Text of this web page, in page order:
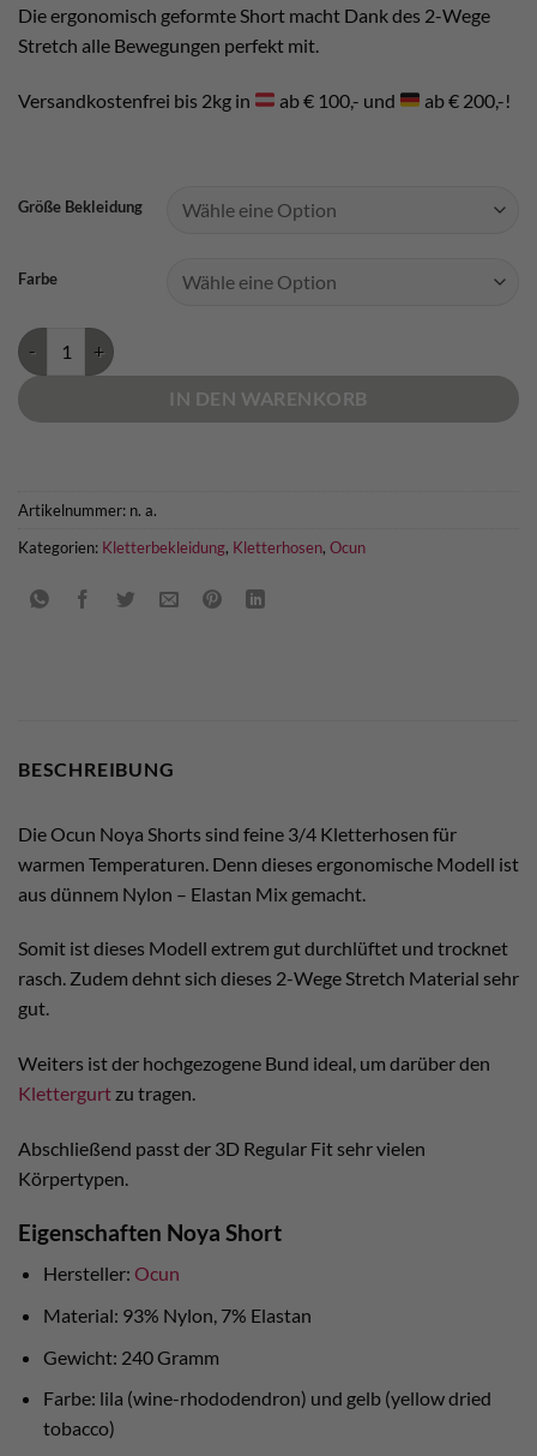
Die ergonomisch geformte Short macht Dank des 2-Wege
Stretch alle Bewegungen perfekt mit.
Versandkostenfrei bis 2kg in ab € 100,- und ab € 200,-!
Größe Bekleidung
Farbe
Ocun Noya Shorts Menge
IN DEN WARENKORB
Artikelnummer: n. a.
Kategorien: Kletterbekleidung, Kletterhosen, Ocun
BESCHREIBUNG
Die Ocun Noya Shorts sind feine 3/4 Kletterhosen für
warmen Temperaturen. Denn dieses ergonomische Modell ist
aus dünnem Nylon – Elastan Mix gemacht.
Somit ist dieses Modell extrem gut durchlüftet und trocknet
rasch. Zudem dehnt sich dieses 2-Wege Stretch Material sehr
gut.
Weiters ist der hochgezogene Bund ideal, um darüber den
Klettergurt zu tragen.
Abschließend passt der 3D Regular Fit sehr vielen
Körpertypen.
Eigenschaften Noya Short
Hersteller: Ocun
Material: 93% Nylon, 7% Elastan
Gewicht: 240 Gramm
Farbe: lila (wine-rhododendron) und gelb (yellow dried
tobacco)